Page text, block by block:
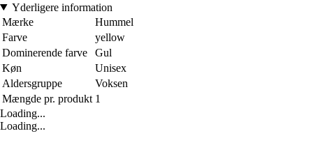
Yderligere information
Mærke
Hummel
Farve
yellow
Dominerende farve
Gul
Køn
Unisex
Aldersgruppe
Voksen
Mængde pr. produkt 1
Loading...
Loading...